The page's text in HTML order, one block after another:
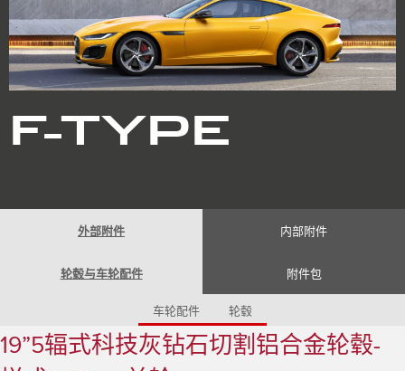
Czech Republic (Czech)
France (French)
Germany (German)
India (English)
Ireland (English)
Italy (Italian)
MENA (English)
Mexico (Spanish)
South Africa (English)
Spain (Spanish)
Switzerland (German)
Switzerland (Italian)
United Kingdom (English)
捷豹I-PACE 捷豹E-PACE 捷豹F-
F-TYPE
外部附件 内部附件
轮毂与车轮配件 附件包
车轮配件 轮毂
19”5辐式科技灰钻石切割铝合金轮毂-